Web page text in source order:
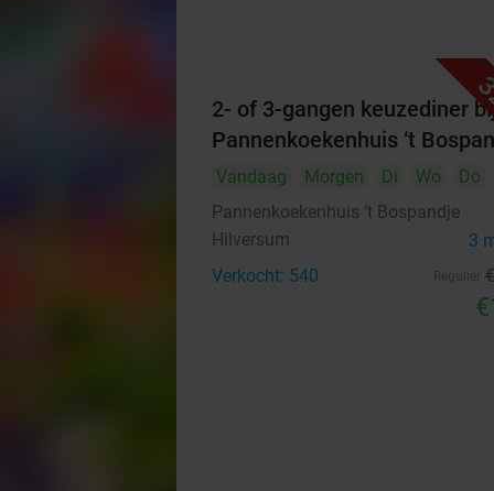
2- of 3-gangen keuzediner
Pannenkoekenhuis ‘t
Vandaag Morgen Di Wo Do
Pannenkoekenhuis ‘t Bospandje
Hilversum 3
Verkocht: 540